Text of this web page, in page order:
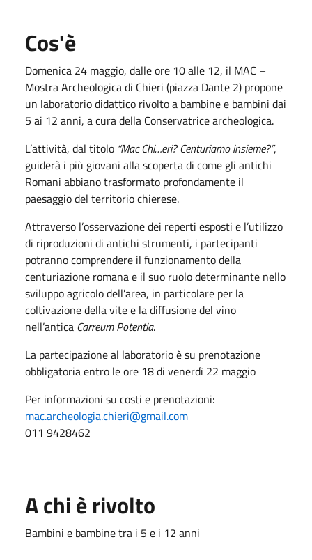
Cos'è
Domenica 24 maggio, dalle ore 10 alle 12, il MAC –
Mostra Archeologica di Chieri (piazza Dante 2) propone
un laboratorio didattico rivolto a bambine e bambini dai
5 ai 12 anni, a cura della Conservatrice archeologica.
L’attività, dal titolo “Mac Chi…eri? Centuriamo insieme?”,
guiderà i più giovani alla scoperta di come gli antichi
Romani abbiano trasformato profondamente il
paesaggio del territorio chierese.
Attraverso l’osservazione dei reperti esposti e l’utilizzo
di riproduzioni di antichi strumenti, i partecipanti
potranno comprendere il funzionamento della
centuriazione romana e il suo ruolo determinante nello
sviluppo agricolo dell’area, in particolare per la
coltivazione della vite e la diffusione del vino
nell’antica Carreum Potentia.
La partecipazione al laboratorio è su prenotazione
obbligatoria entro le ore 18 di venerdì 22 maggio
Per informazioni su costi e prenotazioni:
mac.archeologia.chieri@gmail.com
011 9428462
A chi è rivolto
Bambini e bambine tra i 5 e i 12 anni